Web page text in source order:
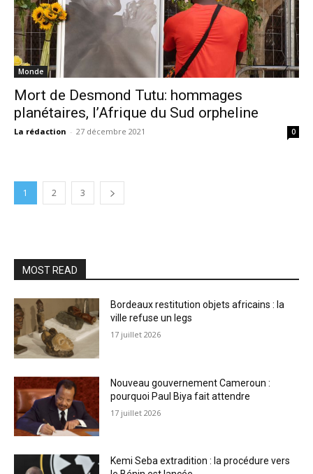
Monde
Mort de Desmond Tutu: hommages
planétaires, l’Afrique du Sud orpheline
La rédaction - 27 décembre 2021 0
1 2 3
MOST READ
Bordeaux restitution objets africains : la
ville refuse un legs
17 juillet 2026
Nouveau gouvernement Cameroun :
pourquoi Paul Biya fait attendre
17 juillet 2026
Kemi Seba extradition : la procédure vers